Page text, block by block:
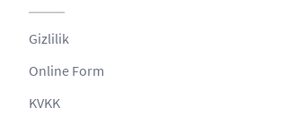
Gizlilik
Online Form
KVKK